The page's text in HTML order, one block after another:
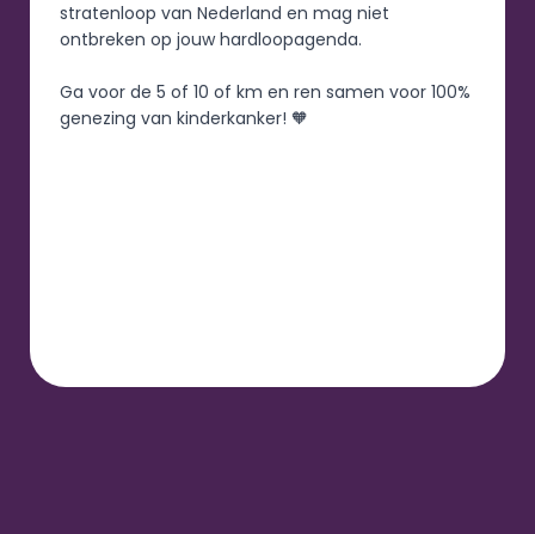
stratenloop van Nederland en mag niet
ontbreken op jouw hardloopagenda.
Ga voor de 5 of 10 of km en ren samen voor 100%
genezing van kinderkanker! 🧡